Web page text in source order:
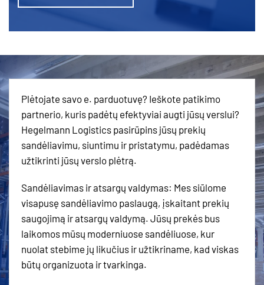
Plėtojate savo e. parduotuvę? Ieškote patikimo
partnerio, kuris padėtų efektyviai augti jūsų verslui?
Hegelmann Logistics pasirūpins jūsų prekių
sandėliavimu, siuntimu ir pristatymu, padėdamas
užtikrinti jūsų verslo plėtrą.
Sandėliavimas ir atsargų valdymas: Mes siūlome
visapusę sandėliavimo paslaugą, įskaitant prekių
saugojimą ir atsargų valdymą. Jūsų prekės bus
laikomos mūsų moderniuose sandėliuose, kur
nuolat stebime jų likučius ir užtikriname, kad viskas
būtų organizuota ir tvarkinga.